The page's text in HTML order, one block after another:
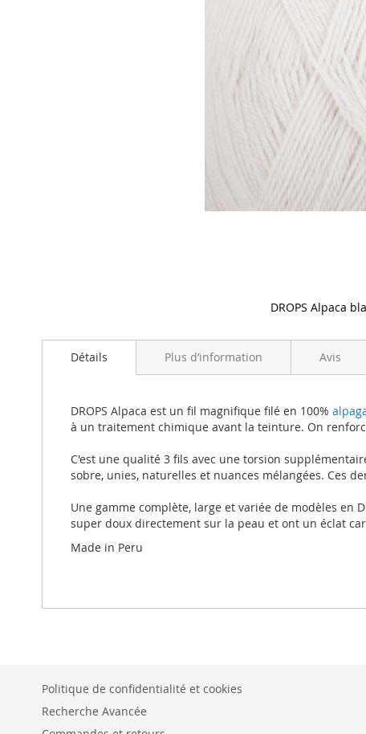
DROPS Alpaca
to
images
Détails
DROPS Alpaca est un fil magnifique filé en 100%
à un traitement chimique avant la teinture. On
C'est une qualité 3 fils avec une torsion
sobre, unies, naturelles et nuances mélangées. Ces
Une gamme complète, large et variée de modèles en
super doux directement sur la peau et ont un éclat
Made in Peru
Plus d’information Avis
Politique de confidentialité et cookies
Recherche Avancée